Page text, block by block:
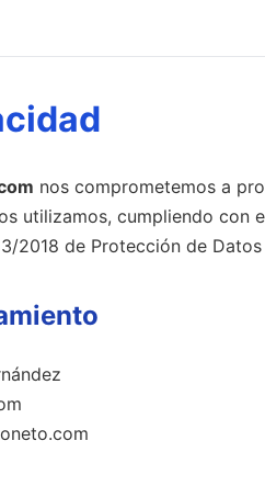
nos comprometemos a
utilizamos, cumpliendo con
2018 de Protección de Datos